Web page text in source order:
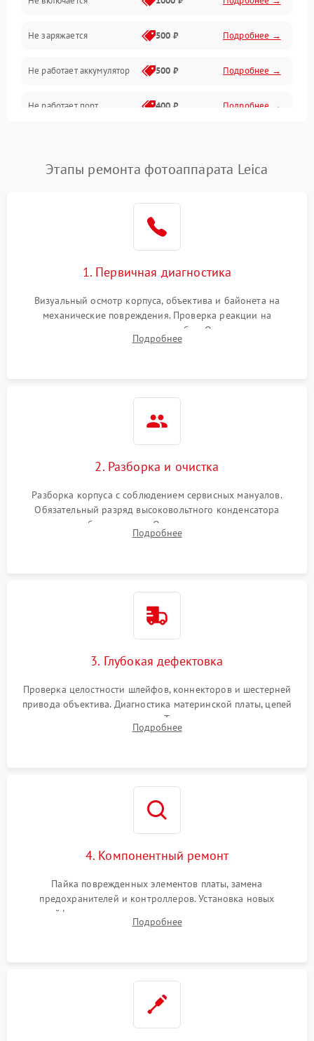
Проблемы с картами памяти
Объективы
Программные сбои
Коммуникации и интерфейсы
Не заряжается 500 ₽ Подробнее →
Не работает аккумулятор 500 ₽ Подробнее →
Не работает порт 400 ₽ Подробнее →
Этапы ремонта фотоаппарата Leica
1. Первичная диагностика
Визуальный осмотр корпуса, объектива и байонета на
механические повреждения. Проверка реакции на
включение, считывание кодов ошибок. Оценка состояния
матрицы и затвора, проверка работы автофокуса и вспышки.
Подробнее
2. Разборка и очистка
Разборка корпуса с соблюдением сервисных мануалов.
Обязательный разряд высоковольтного конденсатора
вспышки для безопасности. Очистка внутренних узлов от
пыли, песка и следов влаги с помощью спецсредств.
Подробнее
3. Глубокая дефектовка
Проверка целостности шлейфов, коннекторов и шестерней
привода объектива. Диагностика материнской платы, цепей
питания и картоприемника. Тестирование механизма
затвора и блока внутрикамерной стабилизации.
Подробнее
4. Компонентный ремонт
Пайка поврежденных элементов платы, замена
предохранителей и контроллеров. Установка новых
шлейфов, дисплея, механизма затвора или двигателя
автофокуса. Восстановление геометрии тубуса объектива
Подробнее